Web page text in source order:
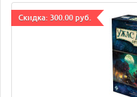
Cкидка: 300.00 руб.